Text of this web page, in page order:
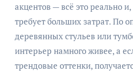
акцентов — всё это реально и,
требует больших затрат. По
деревянных стульев или
интерьер намного живее, а
трендовые оттенки,